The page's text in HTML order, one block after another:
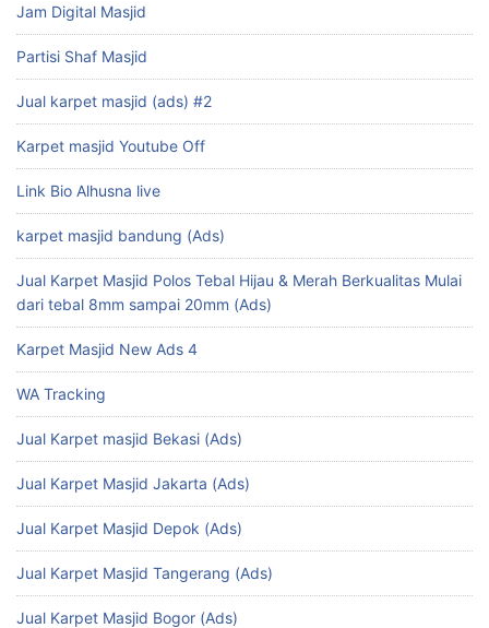
Jam Digital Masjid
Partisi Shaf Masjid
Jual karpet masjid (ads) #2
Karpet masjid Youtube Off
Link Bio Alhusna live
karpet masjid bandung (Ads)
Jual Karpet Masjid Polos Tebal Hijau & Merah Berkualitas Mulai
dari tebal 8mm sampai 20mm (Ads)
Karpet Masjid New Ads 4
WA Tracking
Jual Karpet masjid Bekasi (Ads)
Jual Karpet Masjid Jakarta (Ads)
Jual Karpet Masjid Depok (Ads)
Jual Karpet Masjid Tangerang (Ads)
Jual Karpet Masjid Bogor (Ads)